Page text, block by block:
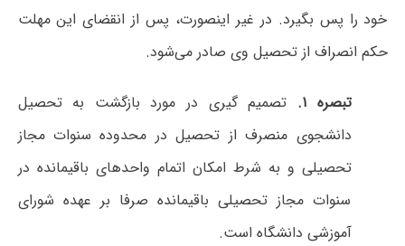
خود را پس بگیرد. در غیر اینصورت، پس از انقضای این مهلت
حکم انصراف از تحصیل وی صادر می‌شود.
تبصره ۱.
تصمیم گیری در مورد بازگشت به تحصیل
دانشجوی منصرف از تحصیل در محدوده سنوات مجاز
تحصیلی و به شرط امکان اتمام واحدهای باقیمانده در
سنوات مجاز تحصیلی باقیمانده صرفا بر عهده شورای
آموزشی دانشگاه است.